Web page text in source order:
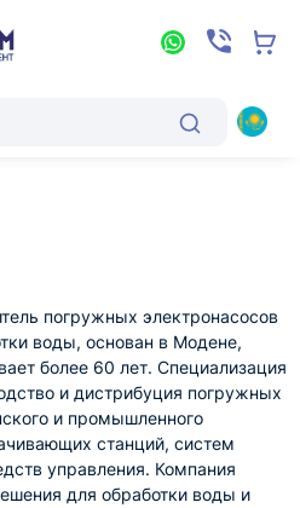
погружных электронасосов
воды, основан в Модене,
более 60 лет. Специализация
и дистрибуция погружных
и промышленного
станций, систем
управления. Компания
для обработки воды и